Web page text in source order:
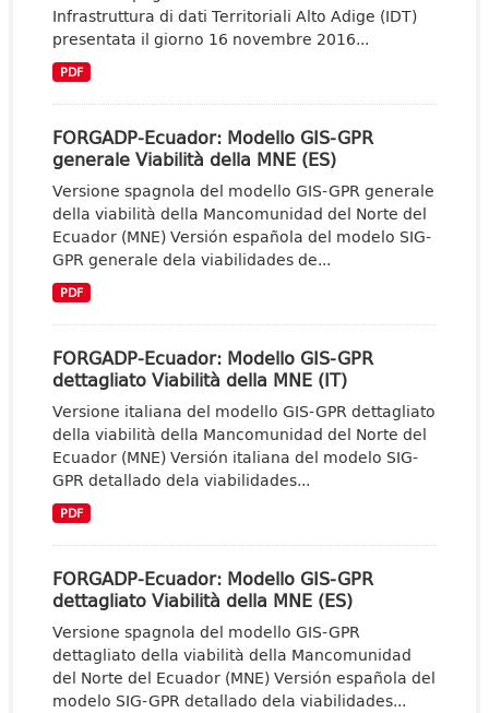
Infrastruttura di dati Territoriali Alto Adige (IDT)
presentata il giorno 16 novembre 2016...
PDF
FORGADP-Ecuador: Modello GIS-GPR
generale Viabilità della MNE (ES)
Versione spagnola del modello GIS-GPR generale
della viabilità della Mancomunidad del Norte del
Ecuador (MNE) Versión española del modelo SIG-
GPR generale dela viabilidades de...
PDF
FORGADP-Ecuador: Modello GIS-GPR
dettagliato Viabilità della MNE (IT)
Versione italiana del modello GIS-GPR dettagliato
della viabilità della Mancomunidad del Norte del
Ecuador (MNE) Versión italiana del modelo SIG-
GPR detallado dela viabilidades...
PDF
FORGADP-Ecuador: Modello GIS-GPR
dettagliato Viabilità della MNE (ES)
Versione spagnola del modello GIS-GPR
dettagliato della viabilità della Mancomunidad
del Norte del Ecuador (MNE) Versión española del
modelo SIG-GPR detallado dela viabilidades...